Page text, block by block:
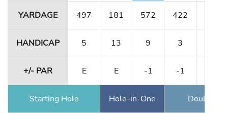
YARDAGE 497 181 572 422
HANDICAP 5 13 9 3
+/- PAR E E -1 -1
Starting Hole Hole-in-One Double